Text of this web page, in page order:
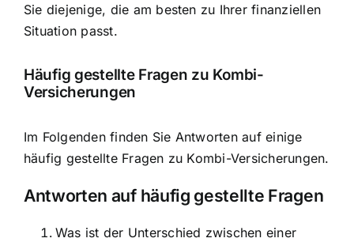
Sie diejenige, die am besten zu Ihrer finanziellen
Situation passt.
Häufig gestellte Fragen zu Kombi-
Versicherungen
Im Folgenden finden Sie Antworten auf einige
häufig gestellte Fragen zu Kombi-Versicherungen.
Antworten auf häufig gestellte Fragen
Was ist der Unterschied zwischen einer